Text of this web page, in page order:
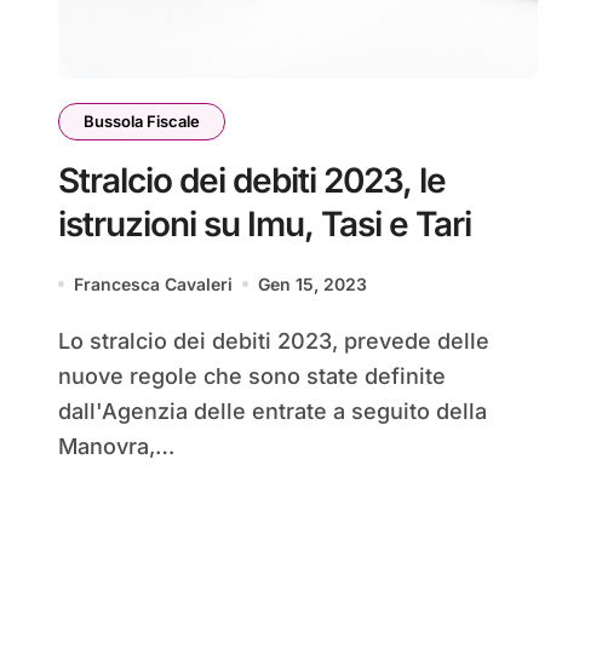
Bussola Fiscale
Stralcio dei debiti 2023, le
istruzioni su Imu, Tasi e Tari
Francesca Cavaleri Gen 15, 2023
Lo stralcio dei debiti 2023, prevede delle
nuove regole che sono state definite
dall'Agenzia delle entrate a seguito della
Manovra,…